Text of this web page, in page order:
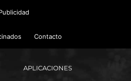
Contacto
APLICACIONES